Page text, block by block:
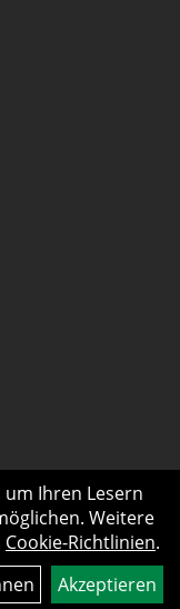
Ihren Lesern
Weitere
Cookie-Richtlinien.
Akzeptieren